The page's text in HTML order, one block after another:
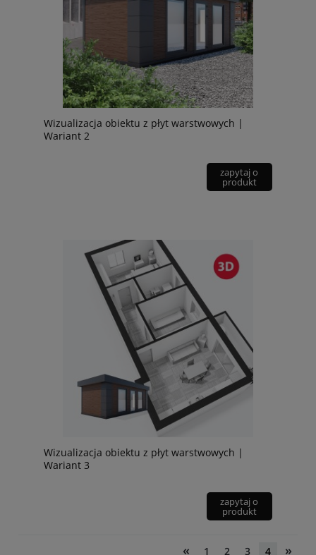
Wizualizacja obiektu z płyt warstwowych |
Wariant 2
zapytaj o
produkt
Wizualizacja obiektu z płyt warstwowych |
Wariant 3
zapytaj o
produkt
« 1 2 3 4 »